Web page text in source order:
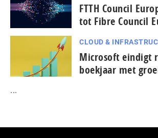
FTTH Council
tot Fibre Council
CLOUD &
Microsoft eindigt
boekjaar met
...